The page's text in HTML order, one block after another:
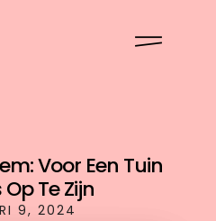
Voor Een Tuin
Te Zijn
9, 2024